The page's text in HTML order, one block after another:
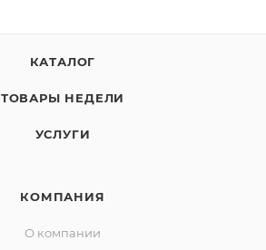
КАТАЛОГ
ТОВАРЫ НЕДЕЛИ
УСЛУГИ
КОМПАНИЯ
О компании